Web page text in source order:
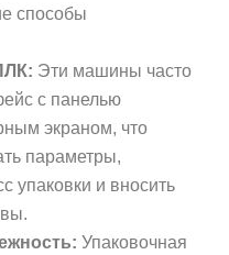
способы
Эти машины часто
с панелью
экраном, что
параметры,
упаковки и вносить
Упаковочная